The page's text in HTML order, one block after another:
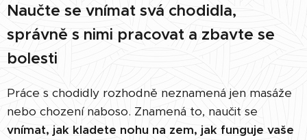
Naučte se vnímat svá chodidla,
správně s nimi pracovat a zbavte se
bolesti
Práce s chodidly rozhodně neznamená jen masáže
nebo chození naboso. Znamená to, naučit se
vnímat, jak kladete nohu na zem, jak funguje vaše